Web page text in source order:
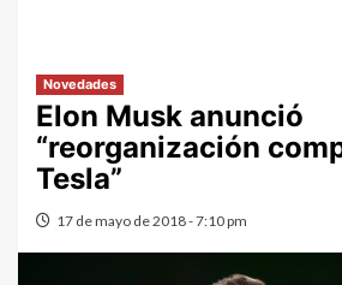
Novedades
Elon Musk anunció
“reorganización
Tesla”
17 de mayo de 2018 - 7:10 pm